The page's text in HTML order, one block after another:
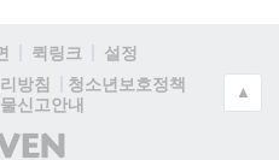
퀵링크
설정
방침
청소년보호정책
신고안내
(주)
▲